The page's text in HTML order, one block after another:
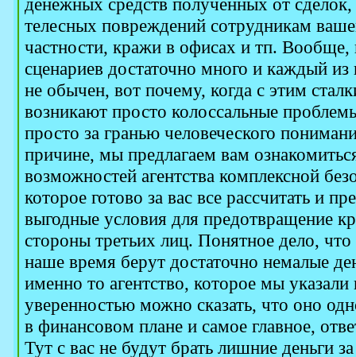
телесных повреждений сотрудникам
частности, кражи в офисах и тп. Вообще,
сценариев достаточно много и каждый
не обычен, вот почему, когда с этим
возникают просто колоссальные
просто за гранью человеческого
причине, мы предлагаем вам
возможностей агентства комплексной
которое готово за вас все рассчитать и
выгодные условия для предотвращение
стороны третьих лиц. Понятное дело, что
наше время берут достаточно немалые
именно то агентство, которое мы
уверенностью можно сказать, что оно
в финансовом плане и самое главное,
Тут с вас не будут брать лишние деньги